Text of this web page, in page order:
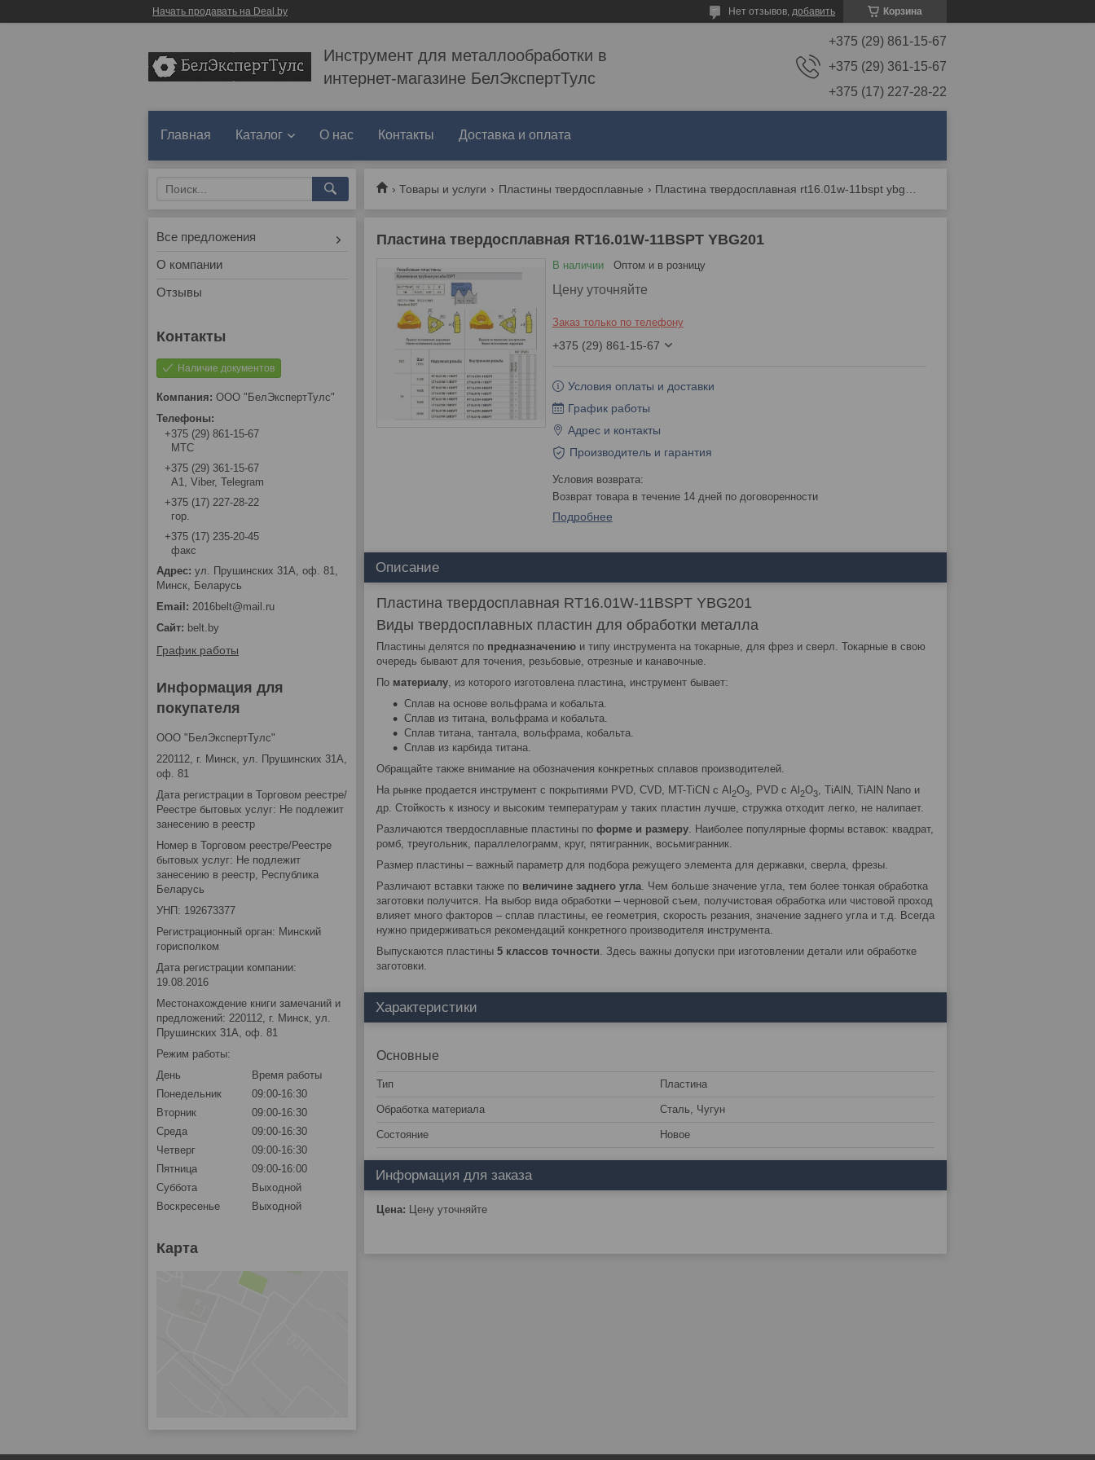
Начать продавать на Deal.by Корзина
Нет отзывов, добавить
Инструмент для металлообработки в
интернет-магазине БелЭкспертТулс
+375 (29) 861-15-67
+375 (29) 361-15-67
+375 (17) 227-28-22
Главная Каталог О нас Контакты Доставка и оплата
Товары и услуги Пластины твердосплавные
Пластина твердосплавная RT16.01W-11BSPT YBG201
В наличии Оптом и в розницу
Цену уточняйте
Заказ только по телефону
+375 (29) 861-15-67
Условия оплаты и доставки
График работы
Адрес и контакты
Производитель и гарантия
возврат товара в течение 14 дней по договоренности
Подробнее
Описание
Пластина твердосплавная RT16.01W-11BSPT YBG201
Виды твердосплавных пластин для обработки металла
Пластины делятся по предназначению и типу инструмента на токарные, для фрез и сверл. Токарные в свою
очередь бывают для точения, резьбовые, отрезные и канавочные.
По материалу, из которого изготовлена пластина, инструмент бывает:
Сплав на основе вольфрама и кобальта.
Сплав из титана, вольфрама и кобальта.
Сплав титана, тантала, вольфрама, кобальта.
Сплав из карбида титана.
Обращайте также внимание на обозначения конкретных сплавов производителей.
На рынке продается инструмент с покрытиями PVD, CVD, MT-TiCN с Al 2O3, PVD с Al 2O3, TiAlN, TiAlN Nano и
др. Стойкость к износу и высоким температурам у таких пластин лучше, стружка отходит легко, не налипает.
Различаются твердосплавные пластины по форме и размеру . Наиболее популярные формы вставок: квадрат,
ромб, треугольник, параллелограмм, круг, пятигранник, восьмигранник.
Размер пластины – важный параметр для подбора режущего элемента для державки, сверла, фрезы.
Различают вставки также по величине заднего угла . Чем больше значение угла, тем более тонкая обработка
заготовки получится. На выбор вида обработки – черновой съем, получистовая обработка или чистовой проход
влияет много факторов – сплав пластины, ее геометрия, скорость резания, значение заднего угла и т.д. Всегда
нужно придерживаться рекомендаций конкретного производителя инструмента.
Выпускаются пластины 5 классов точности . Здесь важны допуски при изготовлении детали или обработке
заготовки.
Характеристики
Основные
Тип Пластина
Обработка материала Сталь, Чугун
Состояние Новое
Информация для заказа
Цена: Цену уточняйте
Все предложения
О компании
Отзывы
Наличие документов
ООО "БелЭкспертТулс"
+375 (29) 861-15-67
МТС
+375 (29) 361-15-67
А1, Viber, Telegram
+375 (17) 227-28-22
гор.
+375 (17) 235-20-45
факс
ул. Прушинских 31А, оф. 81,
Минск, Беларусь
2016belt@mail.ru
belt.by
График работы
Информация для
покупателя
ООО "БелЭкспертТулс"
220112, г. Минск, ул. Прушинских 31А,
оф. 81
Дата регистрации в Торговом реестре/
Реестре бытовых услуг: Не подлежит
занесению в реестр
Номер в Торговом реестре/Реестре
бытовых услуг: Не подлежит
занесению в реестр, Республика
Беларусь
УНП: 192673377
Регистрационный орган: Минский
горисполком
Дата регистрации компании:
19.08.2016
Местонахождение книги замечаний и
предложений: 220112, г. Минск, ул.
Прушинских 31А, оф. 81
Режим работы:
День
Время работы
Понедельник
09:00-16:30
Вторник
09:00-16:30
Среда
09:00-16:30
Четверг
09:00-16:30
Пятница
09:00-16:00
Суббота
Выходной
Воскресенье
Выходной
Карта